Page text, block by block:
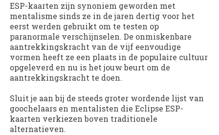
ESP-kaarten zijn synoniem geworden met
mentalisme sinds ze in de jaren dertig voor het
eerst werden gebruikt om te testen op
paranormale verschijnselen. De onmiskenbare
aantrekkingskracht van de vijf eenvoudige
vormen heeft ze een plaats in de populaire cultuur
opgeleverd en nu is het jouw beurt om de
aantrekkingskracht te doen.
Sluit je aan bij de steeds groter wordende lijst van
goochelaars en mentalisten die Eclipse ESP-
kaarten verkiezen boven traditionele
alternatieven.